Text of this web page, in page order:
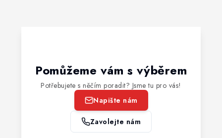
Pomůžeme vám s výběrem
Potřebujete s něčím poradit? Jsme tu pro vás!
Napište nám
Zavolejte nám